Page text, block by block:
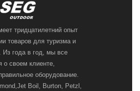
тридцатилетний опыт
товаров для туризма и
Из года в год, мы все
о своем клиенте,
оборудование.
Boil, Burton, Petzl,